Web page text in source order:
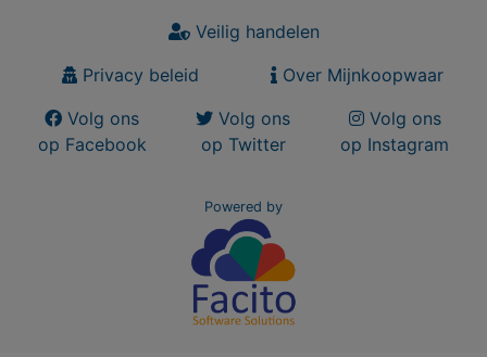
Veilig handelen
Privacy beleid
Over Mijnkoopwaar
Volg ons
op Facebook
Volg ons
op Twitter
Volg ons
op Instagram
Powered by